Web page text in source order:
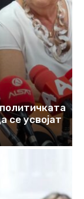
се усвојат